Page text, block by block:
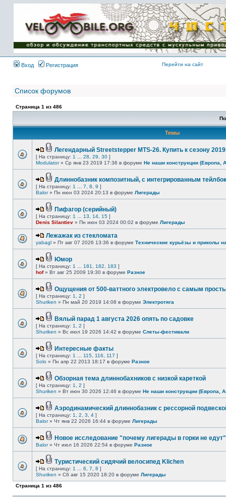
Имя пользователя:
Пароль:
{ LOG_ME_IN_SHORT
}
Вход
Регистрация Перейти на сайт
Список форумов
Страница 1 из 486
Темы
Легендарный Streetstepper MTS-26. Купить к сезону
[ На страницу: 1 28 29 30 ]
Modulator» Ср янв 23 2019 17:36 в форуме Не наши конструкции (Европа,
Длиннобазник композитный, с интегрированным
[ На страницу: 1 7 8 9 ]
Balor» Пн июн 03 2024 20:13 в форуме Лигерады
Пифагор (серийный)
[ На страницу: 1 13 14 15 ]
Denis Silantiev » Пн июн 03 2024 00:02 в форуме Лигерады
Лежажак из стекломата
yabagl » Пт авг 07 2026 13:36 в форуме Технические курьёзы и приколы
Юмор
[ На страницу: 1 181 182 183 ]
hof» Вт авг 25 2009 19:30 в форуме Разное
Ощущения от 500-ваттного электровело с самым
[ На страницу: 1 2 ]
Shuriken » Пн май 20 2019 14:08 в форуме Электротяга
Вялый парад 1 августа 2026 опять по садовке
[ На страницу: 1 2 ]
Shuriken » Вс июл 19 2026 14:42 в форуме Слеты-фестивали
Интересные факты
[ На страницу: 1 115 116 117 ]
Solo » Пн апр 22 2013 18:17 в форуме Разное
Обзорная тема длиннобахников с низкой кареткой
[ На страницу: 1 2 ]
Shuriken » Вт июн 30 2026 12:46 в форуме Не наши конструкции (Европа,
Аэродинамический длиннобазник с рессорной
[ На страницу: 1 2 3 4 ]
Balor» Чт янв 22 2026 16:44 в форуме Лигерады
Новое исследование "почему лигерады в горки не
Balor» Чт июл 16 2026 22:54 в форуме Разное
Туристический сидячий велосипед Klichen
[ На страницу: 1 6 7 8 ]
Shuriken » Сб авг 15 2020 18:20 в форуме Лигерады
Страница 1 из 486